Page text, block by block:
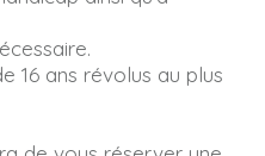
16 ans révolus au plus